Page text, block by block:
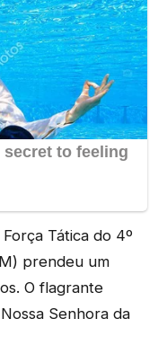
Tática do 4º
prendeu um
O flagrante
Senhora da